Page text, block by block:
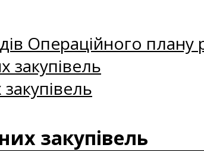
Операційного плану
закупівель
закупівель